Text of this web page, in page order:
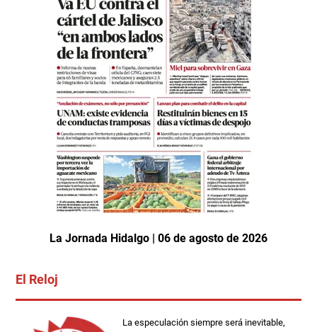
La Jornada Hidalgo | 06 de agosto de 2026
El Reloj
La especulación siempre será inevitable,